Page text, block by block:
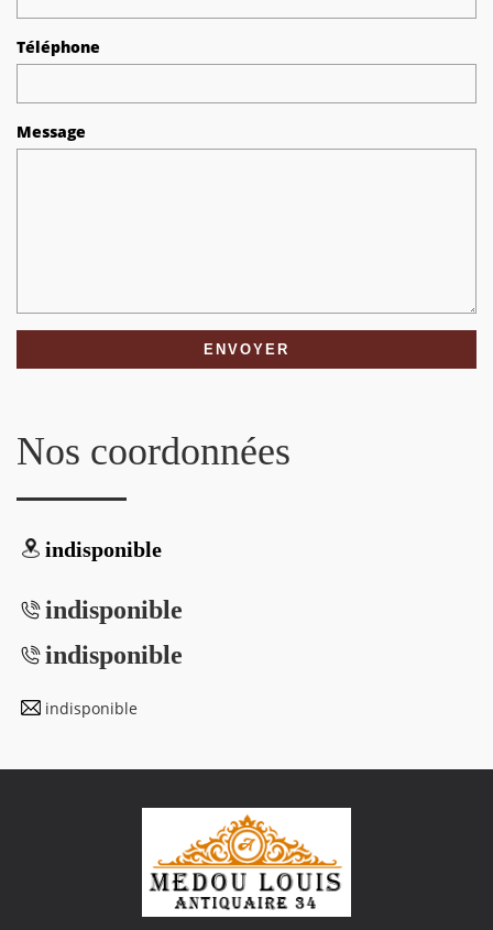
Téléphone
Message
Nos coordonnées
indisponible
indisponible
indisponible
indisponible